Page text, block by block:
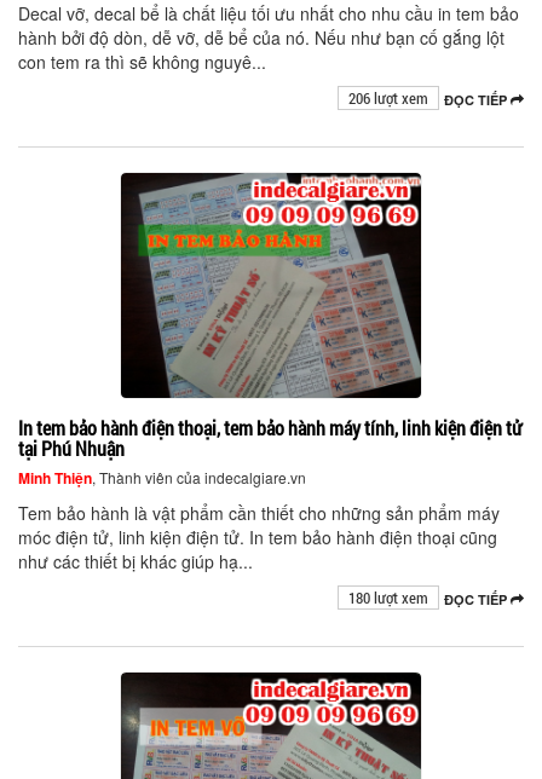
Decal vỡ, decal bể là chất liệu tối ưu nhất cho nhu cầu in tem bảo
hành bởi độ dòn, dễ vỡ, dễ bể của nó. Nếu như bạn cố gắng lột
con tem ra thì sẽ không nguyê...
ĐỌC TIẾP
206 lượt xem
In tem bảo hành điện thoại, tem bảo hành máy tính, linh kiện điện tử
tại Phú Nhuận
Minh Thiện, Thành viên của indecalgiare.vn
Tem bảo hành là vật phẩm cần thiết cho những sản phẩm máy
móc điện tử, linh kiện điện tử. In tem bảo hành điện thoại cũng
như các thiết bị khác giúp hạ...
ĐỌC TIẾP
180 lượt xem